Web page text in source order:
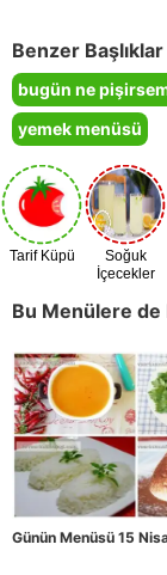
Benzer Başlıklar
bugün ne
yemek menüsü
Tarif Küpü
Soğuk
İçecekler
Bu Menülere de
Günün Menüsü 15